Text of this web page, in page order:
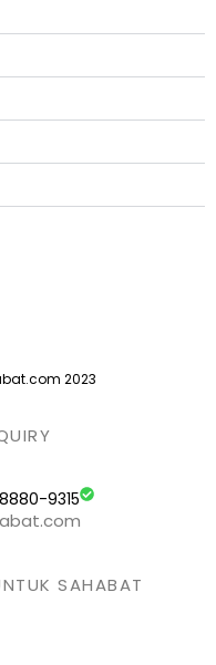
2023
9315
SAHABAT